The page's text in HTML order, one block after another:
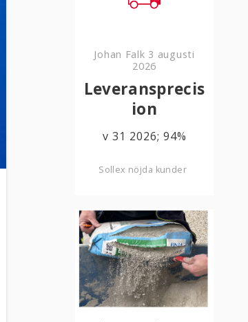
Johan Falk 3 augusti
2026
Leveransprecis
ion
v 31 2026; 94%
Sollex nöjda kunder